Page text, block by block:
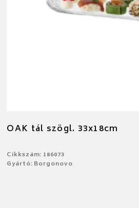
OAK tál szögl. 33x18cm
Cikkszám: 186073
Gyártó: Borgonovo